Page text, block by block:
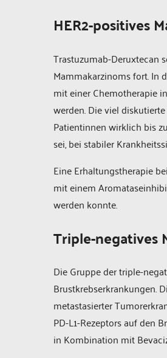
HER2-positives
Trastuzumab-Deruxtecan
Mammakarzinoms fort. In
mit einer Chemotherapie
werden. Die viel
Patientinnen wirklich bis
sei, bei stabiler
Eine Erhaltungstherapie
mit einem
werden konnte.
Triple-negatives
Die Gruppe der triple-
Brustkrebserkrankungen.
metastasierter
PD-L1-Rezeptors auf den
in Kombination mit